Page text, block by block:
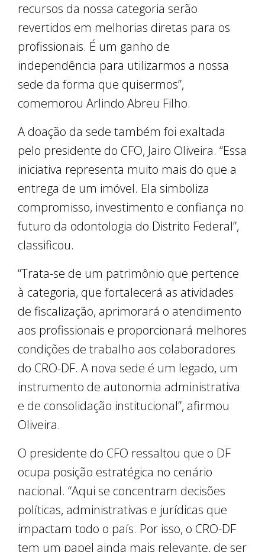
recursos da nossa categoria serão
revertidos em melhorias diretas para os
profissionais. É um ganho de
independência para utilizarmos a nossa
sede da forma que quisermos”,
comemorou Arlindo Abreu Filho.
A doação da sede também foi exaltada
pelo presidente do CFO, Jairo Oliveira. “Essa
iniciativa representa muito mais do que a
entrega de um imóvel. Ela simboliza
compromisso, investimento e confiança no
futuro da odontologia do Distrito Federal”,
classificou.
“Trata-se de um patrimônio que pertence
à categoria, que fortalecerá as atividades
de fiscalização, aprimorará o atendimento
aos profissionais e proporcionará melhores
condições de trabalho aos colaboradores
do CRO-DF. A nova sede é um legado, um
instrumento de autonomia administrativa
e de consolidação institucional”, afirmou
Oliveira.
O presidente do CFO ressaltou que o DF
ocupa posição estratégica no cenário
nacional. “Aqui se concentram decisões
políticas, administrativas e jurídicas que
impactam todo o país. Por isso, o CRO-DF
tem um papel ainda mais relevante, de ser